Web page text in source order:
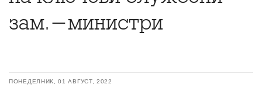
зам.-министри
ПОНЕДЕЛНИК, 01 АВГУСТ, 2022